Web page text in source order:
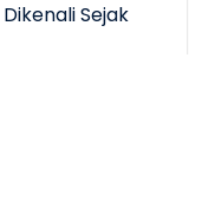
Sejak